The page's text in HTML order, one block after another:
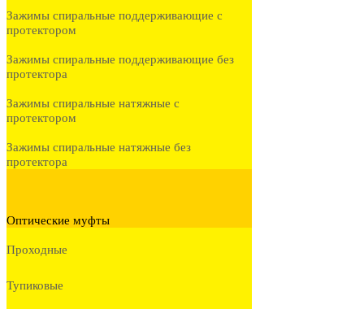
Зажимы спиральные поддерживающие с
протектором
Зажимы спиральные поддерживающие без
протектора
Зажимы спиральные натяжные с
протектором
Зажимы спиральные натяжные без
протектора
Оптические муфты
Проходные
Тупиковые